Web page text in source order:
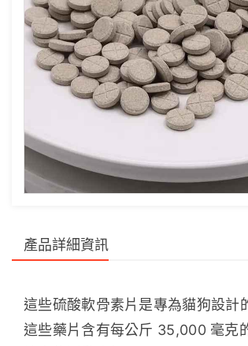
產品詳細資訊
這些硫酸軟骨素片是專為貓狗設計
這些藥片含有每公斤 35,000 毫克